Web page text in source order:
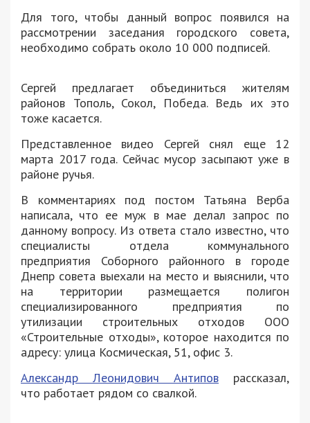
Для того, чтобы данный вопрос появился на
рассмотрении заседания городского совета,
необходимо собрать около 10 000 подписей.
Сергей предлагает объединиться жителям
районов Тополь, Сокол, Победа. Ведь их это
тоже касается.
Представленное видео Сергей снял еще 12
марта 2017 года. Сейчас мусор засыпают уже в
районе ручья.
В комментариях под постом Татьяна Верба
написала, что ее муж в мае делал запрос по
данному вопросу. Из ответа стало известно, что
специалисты отдела коммунального
предприятия Соборного районного в городе
Днепр совета выехали на место и выяснили, что
на территории размещается полигон
специализированного предприятия по
утилизации строительных отходов ООО
«Строительные отходы», которое находится по
адресу: улица Космическая, 51, офис 3.
Александр Леонидович Антипов рассказал,
что работает рядом со свалкой.